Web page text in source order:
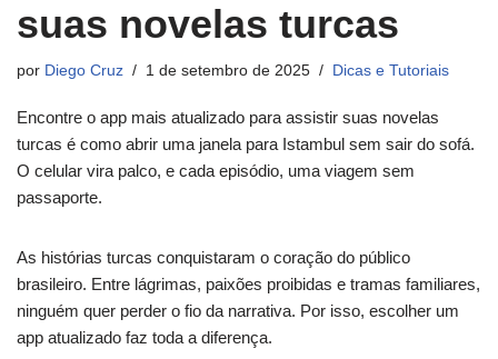
suas novelas turcas
por Diego Cruz 1 de setembro de 2025 Dicas e Tutoriais
Encontre o app mais atualizado para assistir suas novelas
turcas é como abrir uma janela para Istambul sem sair do sofá.
O celular vira palco, e cada episódio, uma viagem sem
passaporte.
As histórias turcas conquistaram o coração do público
brasileiro. Entre lágrimas, paixões proibidas e tramas familiares,
ninguém quer perder o fio da narrativa. Por isso, escolher um
app atualizado faz toda a diferença.